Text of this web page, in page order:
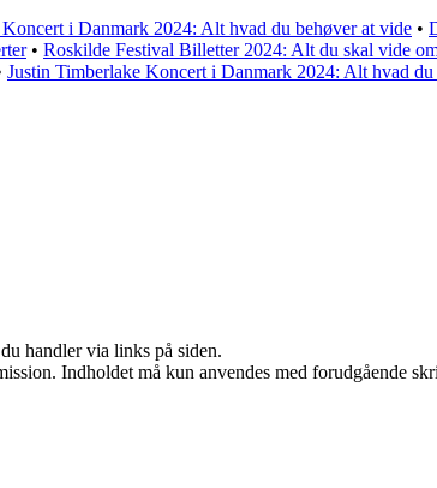
i Danmark 2024: Alt hvad du behøver at vide •
• Roskilde Festival Billetter 2024: Alt du skal vide
Justin Timberlake Koncert i Danmark 2024: Alt hvad
handler via links på siden.
Indholdet må kun anvendes med forudgående